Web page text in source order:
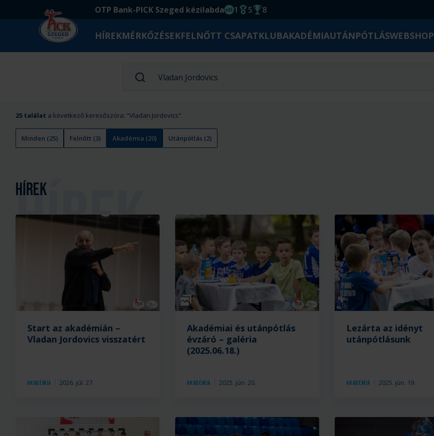
OTP Bank-PICK Szeged kézilabda
EHF kupagyőzelem 2014
1
Magyar Bajnoki cím
5
Magyar-Kupa győzelem
8
HÍREKMÉRKŐZÉSEKFELNŐTT CSAPATKLUBAKADÉMIAUTÁNPÓTLÁSWEBSHOP
25 találat a következő keresőszóra: "Vladan Jordovics"
Minden (25) Felnőtt (3) Akadémia (20) Utánpótlás (2)
Hírek
Akadémia 2026. júl. 27.
Start az akadémián –
Vladan Jordovics visszatért
Hétfőn
elkezdte
a
Akadémia
valamennyi
Galéria
Akadémia 2025. jún. 20.
Akadémiai és utánpótlás
évzáró – galéria
(2025.06.18.)
A
PICK
Kézilabda
és
Bank-
PICK
Akadémia 2025. jún. 19.
Lezárta az idényt
utánpótlásunk
Immár
hagyomány,
PICK
és